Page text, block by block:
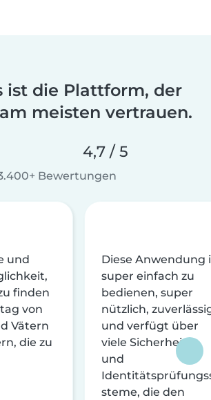
ist die Plattform, der
meisten vertrauen.
4,7 / 5
Bewertungen
und
finden
von
Vätern
die zu
Diese Anwendung
super einfach zu
bedienen, super
nützlich,
und verfügt über
viele Sicherheits-
und
steme, die den